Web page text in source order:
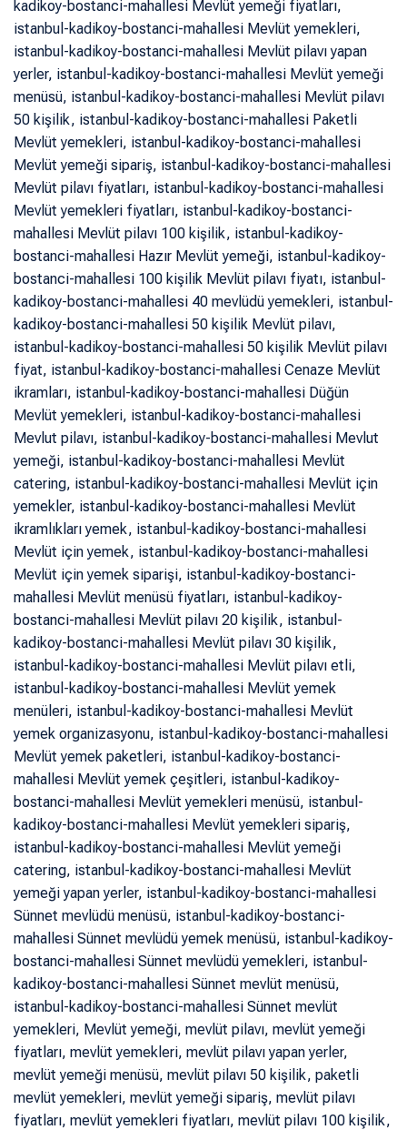
kadikoy-bostanci-mahallesi Mevlüt yemeği fiyatları,
istanbul-kadikoy-bostanci-mahallesi Mevlüt yemekleri,
istanbul-kadikoy-bostanci-mahallesi Mevlüt pilavı yapan
yerler, istanbul-kadikoy-bostanci-mahallesi Mevlüt yemeği
menüsü, istanbul-kadikoy-bostanci-mahallesi Mevlüt pilavı
50 kişilik, istanbul-kadikoy-bostanci-mahallesi Paketli
Mevlüt yemekleri, istanbul-kadikoy-bostanci-mahallesi
Mevlüt yemeği sipariş, istanbul-kadikoy-bostanci-mahallesi
Mevlüt pilavı fiyatları, istanbul-kadikoy-bostanci-mahallesi
Mevlüt yemekleri fiyatları, istanbul-kadikoy-bostanci-
mahallesi Mevlüt pilavı 100 kişilik, istanbul-kadikoy-
bostanci-mahallesi Hazır Mevlüt yemeği, istanbul-kadikoy-
bostanci-mahallesi 100 kişilik Mevlüt pilavı fiyatı, istanbul-
kadikoy-bostanci-mahallesi 40 mevlüdü yemekleri, istanbul-
kadikoy-bostanci-mahallesi 50 kişilik Mevlüt pilavı,
istanbul-kadikoy-bostanci-mahallesi 50 kişilik Mevlüt pilavı
fiyat, istanbul-kadikoy-bostanci-mahallesi Cenaze Mevlüt
ikramları, istanbul-kadikoy-bostanci-mahallesi Düğün
Mevlüt yemekleri, istanbul-kadikoy-bostanci-mahallesi
Mevlut pilavı, istanbul-kadikoy-bostanci-mahallesi Mevlut
yemeği, istanbul-kadikoy-bostanci-mahallesi Mevlüt
catering, istanbul-kadikoy-bostanci-mahallesi Mevlüt için
yemekler, istanbul-kadikoy-bostanci-mahallesi Mevlüt
ikramlıkları yemek, istanbul-kadikoy-bostanci-mahallesi
Mevlüt için yemek, istanbul-kadikoy-bostanci-mahallesi
Mevlüt için yemek siparişi, istanbul-kadikoy-bostanci-
mahallesi Mevlüt menüsü fiyatları, istanbul-kadikoy-
bostanci-mahallesi Mevlüt pilavı 20 kişilik, istanbul-
kadikoy-bostanci-mahallesi Mevlüt pilavı 30 kişilik,
istanbul-kadikoy-bostanci-mahallesi Mevlüt pilavı etli,
istanbul-kadikoy-bostanci-mahallesi Mevlüt yemek
menüleri, istanbul-kadikoy-bostanci-mahallesi Mevlüt
yemek organizasyonu, istanbul-kadikoy-bostanci-mahallesi
Mevlüt yemek paketleri, istanbul-kadikoy-bostanci-
mahallesi Mevlüt yemek çeşitleri, istanbul-kadikoy-
bostanci-mahallesi Mevlüt yemekleri menüsü, istanbul-
kadikoy-bostanci-mahallesi Mevlüt yemekleri sipariş,
istanbul-kadikoy-bostanci-mahallesi Mevlüt yemeği
catering, istanbul-kadikoy-bostanci-mahallesi Mevlüt
yemeği yapan yerler, istanbul-kadikoy-bostanci-mahallesi
Sünnet mevlüdü menüsü, istanbul-kadikoy-bostanci-
mahallesi Sünnet mevlüdü yemek menüsü, istanbul-kadikoy-
bostanci-mahallesi Sünnet mevlüdü yemekleri, istanbul-
kadikoy-bostanci-mahallesi Sünnet mevlüt menüsü,
istanbul-kadikoy-bostanci-mahallesi Sünnet mevlüt
yemekleri, Mevlüt yemeği, mevlüt pilavı, mevlüt yemeği
fiyatları, mevlüt yemekleri, mevlüt pilavı yapan yerler,
mevlüt yemeği menüsü, mevlüt pilavı 50 kişilik, paketli
mevlüt yemekleri, mevlüt yemeği sipariş, mevlüt pilavı
fiyatları, mevlüt yemekleri fiyatları, mevlüt pilavı 100 kişilik,